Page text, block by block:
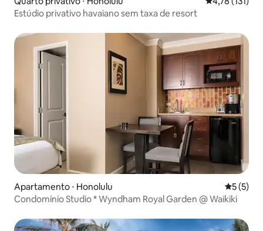
Estúdio privativo havaiano sem taxa de resort
Apartamento ⋅ Honolulu 5 de
5 (5)
Condomínio Studio * Wyndham Royal Garden @ Waikiki